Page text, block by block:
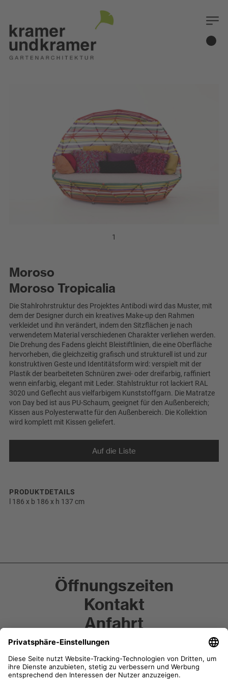
1
Moroso
Moroso Tropicalia
Die Stahlrohrstruktur des Projektes Antibodi wird das Muster, mit
dem der Designer durch ein kreatives Make-up den Rahmen
verkleidet und ihn verändert, indem den Sitzflächen je nach
verwendetem Material verschiedenen Charakter verliehen werden.
Die Drehung des Fadens gleicht Bleistiftlinien, die eine Oberfläche
hervorheben, die gleichzeitig grafisch und strukturell ist und zur
konstruktiven Geste und Identitätsform wird: verspielt mit der
Plastik der bearbeiteten Schnüren zwei- oder dreifarbig, raffiniert
wenn einfarbig, elegant mit Leder. Stahlstruktur rot lackiert RAL
3020 und Geflecht aus vielfarbigem Kunststoffgarn. Die Matratze
von Day bed ist aus PU-Schaum, geeignet für den Außenbereich;
Kissen aus Polyesterwatte für den Außenbereich. Die Kollektion
wird komplett mit Kissen geliefert.
PRODUKTDETAILS
l 186 x b 186 x h 137 cm
Öffnungszeiten
Kontakt
Anfahrt
Anfrage
Newsletter-Anmeldung
Instagram